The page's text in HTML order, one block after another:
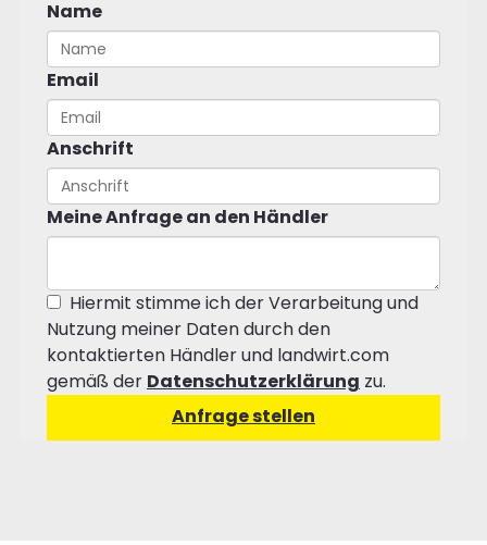
Name
Email
Anschrift
Meine Anfrage an den Händler
Hiermit stimme ich der Verarbeitung und
Nutzung meiner Daten durch den
kontaktierten Händler und landwirt.com
gemäß der Datenschutzerklärung zu.